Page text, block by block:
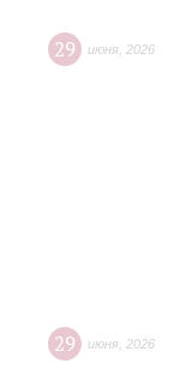
29 июня 2026
29 июня 2026